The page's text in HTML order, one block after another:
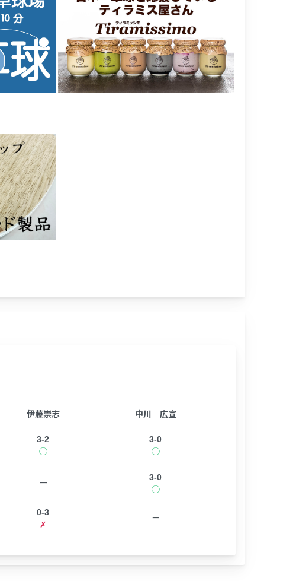
伊藤崇志 中川 広宣
3-2
◯
3-0
◯
ー
3-0
◯
0-3
✗
ー